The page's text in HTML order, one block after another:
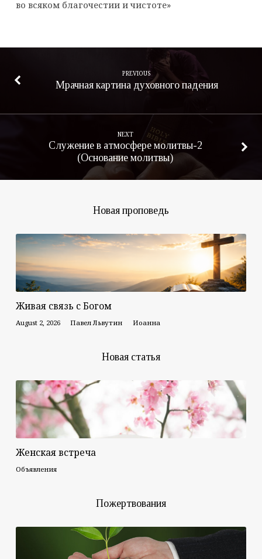
во всяком благочестии и чистоте»
PREVIOUS
Мрачная картина духовного падения
NEXT
Служение в атмосфере молитвы-2
(Основание молитвы)
Новая проповедь
Живая связь с Богом
August 2, 2026 Павел Львутин Иоанна
Новая статья
Женская встреча
Объявления
Пожертвования